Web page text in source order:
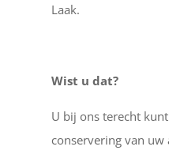
Laak.
Wist u dat?
U bij ons terecht
conservering van